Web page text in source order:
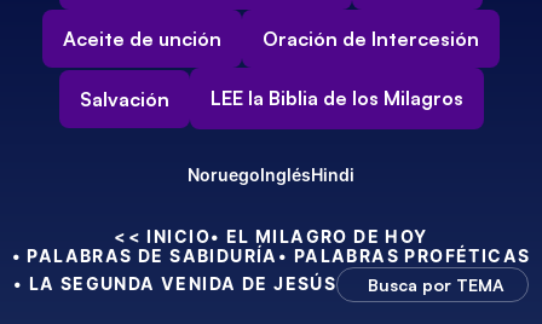
Aceite de unción Oración de Intercesión
Salvación LEE la Biblia de los Milagros
NoruegoInglésHindi
<< INICIO• EL MILAGRO DE HOY
• PALABRAS DE SABIDURÍA • PALABRAS PROFÉTICAS
• LA SEGUNDA VENIDA DE JESÚS
Busca por TEMA